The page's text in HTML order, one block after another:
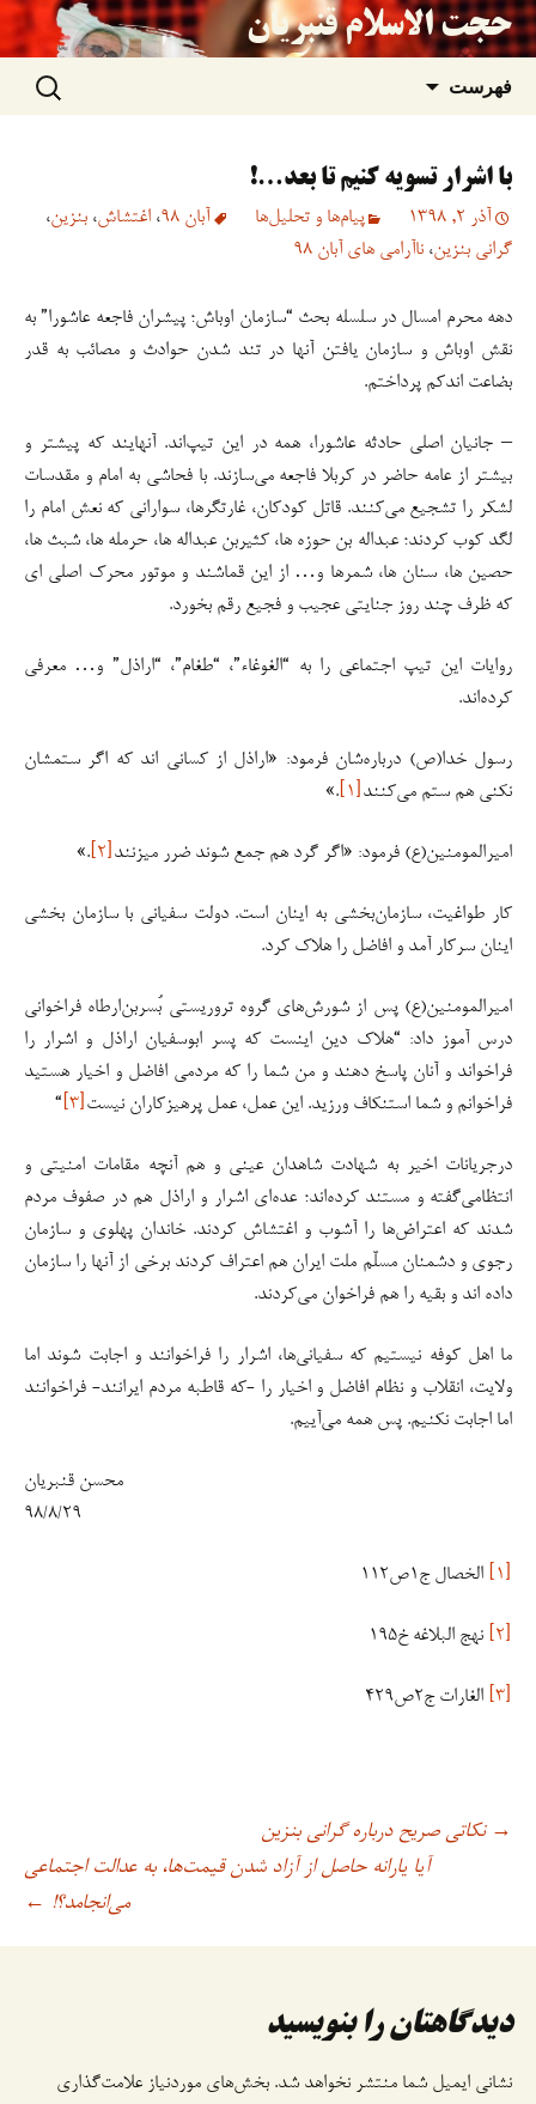
حجت الاسلام قنبریان
فهرست
نوشته‌ها
جستجو
برای:
با اشرار تسویه کنیم تا بعد…!
آذر 2, 1398 پیام‌ها و تحلیل‌ها آبان 98 ، اغتشاش، بنزین،
گرانی بنزین، ناآرامی های آبان 98
دهه محرم امسال در سلسله بحث “سازمان اوباش؛ پیشران فاجعه عاشورا” به
نقش اوباش و سازمان یافتن آنها در تند شدن حوادث و مصائب به قدر
بضاعت اندکم پرداختم.
– جانیان اصلی حادثه عاشورا، همه در این تیپ‌اند. آنهایند که پیشتر و
بیشتر از عامه حاضر در کربلا فاجعه می‌سازند. با فحاشی به امام و مقدسات
لشکر را تشجیع می‌کنند. قاتل کودکان، غارتگرها، سوارانی که نعش امام را
لگد کوب کردند؛ عبداله بن حوزه ها، کثیربن عبداله ها، حرمله ها، شبث ها،
حصین ها، سنان ها، شمرها و… از این قماشند و موتور محرک اصلی ای
که ظرف چند روز جنایتی عجیب و فجیع رقم بخورد.
روایات این تیپ اجتماعی را به “الغوغاء”، “طغام”، “اراذل” و… معرفی
کرده‌اند.
رسول خدا(ص) درباره‌شان فرمود: «اراذل از کسانی اند که اگر ستمشان
نکنی هم ستم می‌کنند[۱] .»
امیرالمومنین(ع) فرمود: «اگر گرد هم جمع شوند ضرر میزنند[۲] .»
کار طواغیت، سازمان‌بخشی به اینان است. دولت سفیانی با سازمان بخشی
اینان سرکار آمد و افاضل را هلاک کرد.
امیرالمومنین(ع) پس از شورش‌های گروه تروریستی بُسربن‌ارطاه فراخوانی
درس آموز داد: “هلاک دین اینست که پسر ابوسفیان اراذل و اشرار را
فراخواند و آنان پاسخ دهند و من شما را که مردمی افاضل و اخیار هستید
فراخوانم و شما استنکاف ورزید. این عمل، عمل پرهیزکاران نیست[۳] “
درجریانات اخیر به شهادت شاهدان عینی و هم آنچه مقامات امنیتی و
انتظامی‌گفته و مستند کرده‌اند؛ عده‌ای اشرار و اراذل هم در صفوف مردم
شدند که اعتراض‌ها را آشوب و اغتشاش کردند. خاندان پهلوی و سازمان
رجوی و دشمنان مسلّم ملت ایران هم اعتراف کردند برخی از آنها را سازمان
داده اند و بقیه را هم فراخوان می‌کردند.
ما اهل کوفه نیستیم که سفیانی‌ها، اشرار را فراخوانند و اجابت شوند اما
ولایت، انقلاب و نظام افاضل و اخیار را -که قاطبه مردم ایرانند- فراخوانند
اما اجابت نکنیم. پس همه می‌آییم.
محسن قنبریان
۹۸/۸/۲۹
[۱] الخصال ج۱ص۱۱۲
[۲] نهج البلاغه خ۱۹۵
[۳] الغارات ج۲ص۴۲۹
ناوبری
→ نکاتی صریح درباره گرانی بنزین
آیا یارانه حاصل از آزاد شدن قیمت‌ها، به عدالت اجتماعی
می‌انجامد؟! ←
دیدگاهتان را بنویسید
نشانی ایمیل شما منتشر نخواهد شد. بخش‌های موردنیاز علامت‌گذاری